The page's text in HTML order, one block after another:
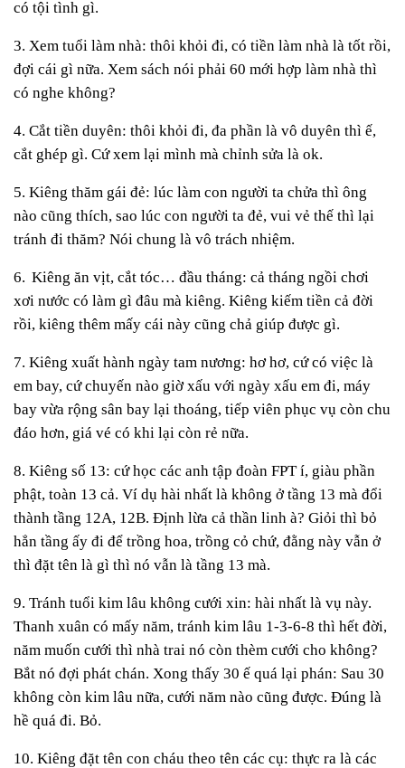
có tội tình gì.
3. Xem tuổi làm nhà: thôi khỏi đi, có tiền làm nhà là tốt rồi,
đợi cái gì nữa. Xem sách nói phải 60 mới hợp làm nhà thì
có nghe không?
4. Cắt tiền duyên: thôi khỏi đi, đa phần là vô duyên thì ế,
cắt ghép gì. Cứ xem lại mình mà chỉnh sửa là ok.
5. Kiêng thăm gái đẻ: lúc làm con người ta chửa thì ông
nào cũng thích, sao lúc con người ta đẻ, vui vẻ thế thì lại
tránh đi thăm? Nói chung là vô trách nhiệm.
6. Kiêng ăn vịt, cắt tóc… đầu tháng: cả tháng ngồi chơi
xơi nước có làm gì đâu mà kiêng. Kiêng kiếm tiền cả đời
rồi, kiêng thêm mấy cái này cũng chả giúp được gì.
7. Kiêng xuất hành ngày tam nương: hơ hơ, cứ có việc là
em bay, cứ chuyến nào giờ xấu với ngày xấu em đi, máy
bay vừa rộng sân bay lại thoáng, tiếp viên phục vụ còn chu
đáo hơn, giá vé có khi lại còn rẻ nữa.
8. Kiêng số 13: cứ học các anh tập đoàn FPT í, giàu phần
phật, toàn 13 cả. Ví dụ hài nhất là không ở tầng 13 mà đổi
thành tầng 12A, 12B. Định lừa cả thần linh à? Giỏi thì bỏ
hẳn tầng ấy đi để trồng hoa, trồng cỏ chứ, đằng này vẫn ở
thì đặt tên là gì thì nó vẫn là tầng 13 mà.
9. Tránh tuổi kim lâu không cưới xin: hài nhất là vụ này.
Thanh xuân có mấy năm, tránh kim lâu 1-3-6-8 thì hết đời,
năm muốn cưới thì nhà trai nó còn thèm cưới cho không?
Bắt nó đợi phát chán. Xong thấy 30 ế quá lại phán: Sau 30
không còn kim lâu nữa, cưới năm nào cũng được. Đúng là
hề quá đi. Bỏ.
10. Kiêng đặt tên con cháu theo tên các cụ: thực ra là các